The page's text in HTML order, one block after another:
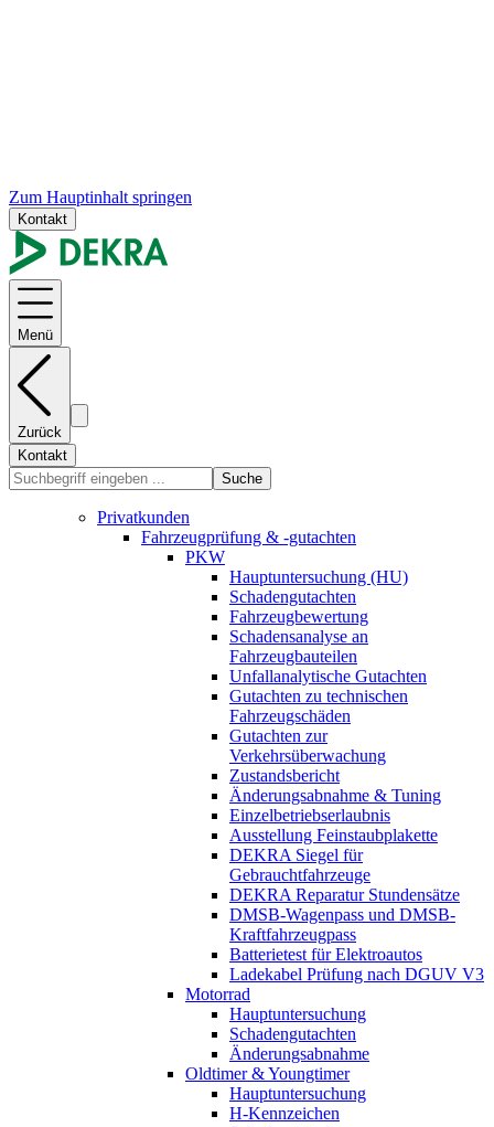
Zum Hauptinhalt springen
Kontakt
Menü
Zurück
Kontakt
Suche
Privatkunden
Fahrzeugprüfung & -gutachten
PKW
Hauptuntersuchung (HU)
Schadengutachten
Fahrzeugbewertung
Schadensanalyse an
Fahrzeugbauteilen
Unfallanalytische Gutachten
Gutachten zu technischen
Fahrzeugschäden
Gutachten zur
Verkehrsüberwachung
Zustandsbericht
Änderungsabnahme & Tuning
Einzelbetriebserlaubnis
Ausstellung Feinstaubplakette
DEKRA Siegel für
Gebrauchtfahrzeuge
DEKRA Reparatur Stundensätze
DMSB-Wagenpass und DMSB-
Kraftfahrzeugpass
Batterietest für Elektroautos
Ladekabel Prüfung nach DGUV V3
Motorrad
Hauptuntersuchung
Schadengutachten
Änderungsabnahme
Oldtimer & Youngtimer
Hauptuntersuchung
H-Kennzeichen